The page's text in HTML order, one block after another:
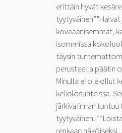
erittäin hyvät
kovaäänisemmät,
isommissa
täysin
perusteella päätin
Minulla ei ole ollut
keliolosuhteissa.
järkivalinnan tuntuu
tyytyväinen.
renkaan